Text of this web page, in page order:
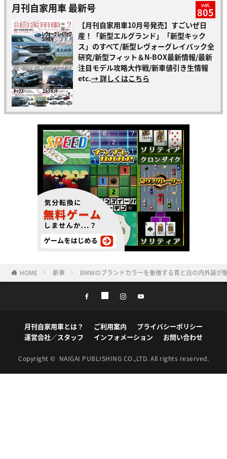
月刊自家用車 最新号 vol.
805
【月刊自家用車10月号発売】すごいぜ日
産！「新型エルグランド」「新型キック
ス」のすべて/新型レヴォーグレイバック全
研究/新型フィット＆N-BOX最新情報/最新
注目モデル攻略大作戦/新車値引き生情報
etc.→ 詳しくはこちら
HOME 新車 BMWのブランドカラーを象徴する青と白の内外装
月刊自家用車とは？ ご利用案内
プライバシーポリシー
運営会社／スタッフ
インフォメーション お問い合わせ
Copyright © NAIGAI PUBLISHING CO.,LTD. All rights reserved.